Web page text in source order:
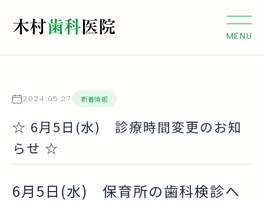
2024.05.27 新着情報
☆ 6月5日(水) 診療時間変更のお知
らせ ☆
6月5日(水) 保育所の歯科検診へ